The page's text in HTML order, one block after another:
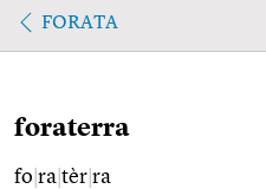
FORATA
foraterra
fo ra tèr ra